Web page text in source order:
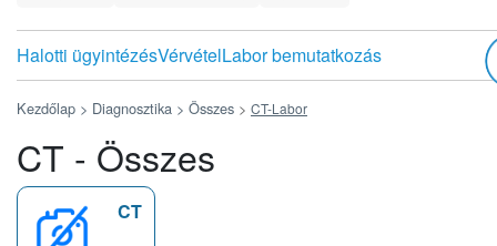
Halotti ügyintézésVérvételLabor bemutatkozás
Kezdőlap > Diagnosztika > Összes > CT-Labor
CT - Összes
CT